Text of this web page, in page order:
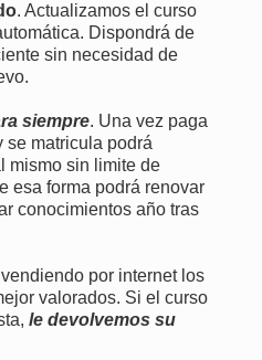
. Actualizamos el curso
Dispondrá de
sin necesidad de
siempre. Una vez paga
se matricula podrá
mismo sin limite de
esa forma podrá renovar
conocimientos año tras
por internet los
valorados. Si el curso
le devolvemos su